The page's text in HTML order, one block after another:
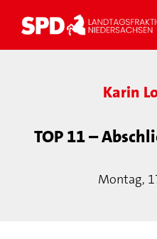
Karin
TOP 11 –
Montag,